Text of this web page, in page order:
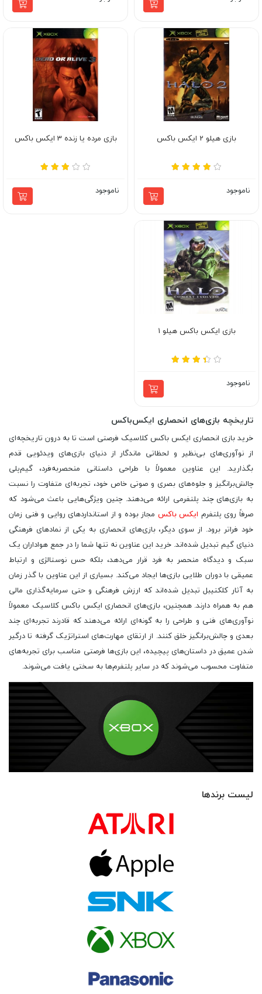
بازی هیلو 2 ایکس باکس
ناموجود
بازی مرده یا زنده 3 ایکس باکس
ناموجود
بازی ایکس باکس هیلو 1
ناموجود
تاریخچه بازی‌های انحصاری ایکس‌باکس
خرید بازی انحصاری ایکس باکس کلاسیک فرصتی است تا به درون تاریخچه‌ای
از نوآوری‌های بی‌نظیر و لحظاتی ماندگار از دنیای بازی‌های ویدئویی قدم
بگذارید. این عناوین معمولاً با طراحی داستانی منحصربه‌فرد، گیم‌پلی
چالش‌برانگیز و جلوه‌های بصری و صوتی خاص خود، تجربه‌ای متفاوت را نسبت
به بازی‌های چند پلتفرمی ارائه می‌دهند. چنین ویژگی‌هایی باعث می‌شود که
صرفاً روی پلتفرم ایکس باکس مجاز بوده و از استانداردهای روایی و فنی زمان
خود فراتر برود. از سوی دیگر، بازی‌های انحصاری به یکی از نمادهای فرهنگی
دنیای گیم تبدیل شده‌اند. خرید این عناوین نه تنها شما را در جمع هواداران یک
سبک و دیدگاه منحصر به فرد قرار می‌دهد، بلکه حس نوستالژی و ارتباط
عمیقی با دوران طلایی بازی‌ها ایجاد می‌کند. بسیاری از این عناوین با گذر زمان
به آثار کلکتیبل تبدیل شده‌اند که ارزش فرهنگی و حتی سرمایه‌گذاری مالی
هم به همراه دارند. همچنین، بازی‌های انحصاری ایکس باکس کلاسیک معمولاً
نوآوری‌های فنی و طراحی را به گونه‌ای ارائه می‌دهند که قادرند تجربه‌ای چند
بعدی و چالش‌برانگیز خلق کنند. از ارتقای مهارت‌های استراتژیک گرفته تا درگیر
شدن عمیق در داستان‌های پیچیده، این بازی‌ها فرصتی مناسب برای تجربه‌های
متفاوت محسوب می‌شوند که در سایر پلتفرم‌ها به سختی یافت می‌شوند.
لیست برندها